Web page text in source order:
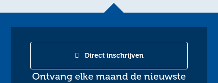
Ontvang elke maand de nieuwste
Direct inschrijven